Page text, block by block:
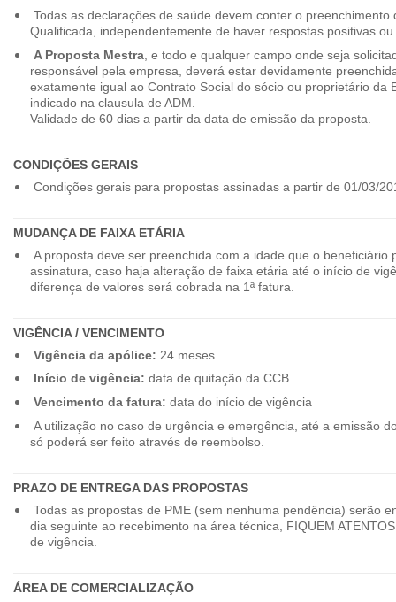
Todas as declarações de saúde devem conter o preenchimento
Qualificada, independentemente de haver respostas positivas ou
A Proposta Mestra, e todo e qualquer campo onde seja
responsável pela empresa, deverá estar devidamente
exatamente igual ao Contrato Social do sócio ou proprietário da
indicado na clausula de ADM.
Validade de 60 dias a partir da data de emissão da proposta.
CONDIÇÕES GERAIS
Condições gerais para propostas assinadas a partir de 01/03/
MUDANÇA DE FAIXA ETÁRIA
A proposta deve ser preenchida com a idade que o beneficiário
assinatura, caso haja alteração de faixa etária até o início de
diferença de valores será cobrada na 1ª fatura.
VIGÊNCIA / VENCIMENTO
Vigência da apólice: 24 meses
Início de vigência: data de quitação da CCB.
Vencimento da fatura: data do início de vigência
A utilização no caso de urgência e emergência, até a emissão
só poderá ser feito através de reembolso.
PRAZO DE ENTREGA DAS PROPOSTAS
Todas as propostas de PME (sem nenhuma pendência) serão
dia seguinte ao recebimento na área técnica, FIQUEM
de vigência.
ÁREA DE COMERCIALIZAÇÃO